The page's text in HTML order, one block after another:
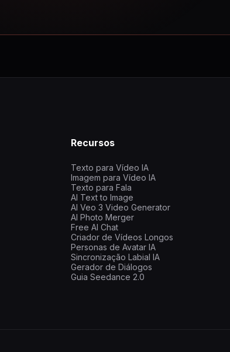
Recursos
Texto para Vídeo IA
Imagem para Vídeo IA
Texto para Fala
AI Text to Image
AI Veo 3 Video Generator
AI Photo Merger
Free AI Chat
Criador de Vídeos Longos
Personas de Avatar IA
Sincronização Labial IA
Gerador de Diálogos
Guia Seedance 2.0